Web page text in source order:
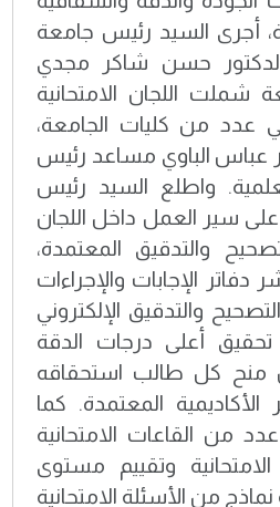
أجرى السيد رئيس جامعة
الدكتور حسن شاكر مجدي
اللجان الامتحانية
عدد من كليات الجامعة،
عباس الباوي مساعد رئيس
واطلع السيد رئيس
على سير العمل داخل اللجان
والتدقيق المعتمدة،
الإجابات والإجراءات
والتدقيق الإلكتروني
تحقيق أعلى درجات الدقة
منح كل طالب استحقاقه
الأكاديمية المعتمدة. كما
من القاعات الامتحانية
وتقييم مستوى
من الأسئلة الامتحانية